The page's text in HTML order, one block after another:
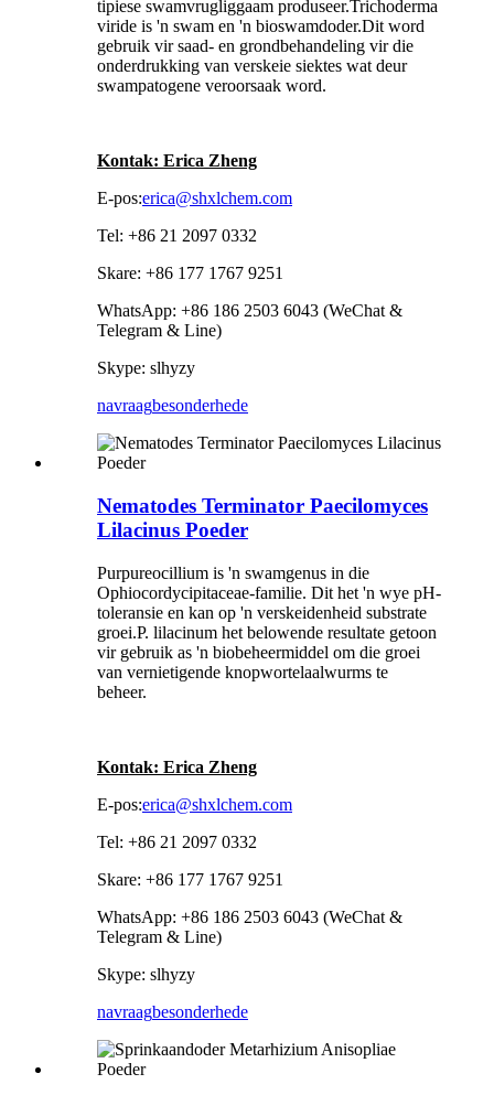
tipiese swamvrugliggaam produseer.Trichoderma
viride is 'n swam en 'n bioswamdoder.Dit word
gebruik vir saad- en grondbehandeling vir die
onderdrukking van verskeie siektes wat deur
swampatogene veroorsaak word.
Kontak: Erica Zheng
E-pos:erica@shxlchem.com
Tel: +86 21 2097 0332
Skare: +86 177 1767 9251
WhatsApp: +86 186 2503 6043 (WeChat &
Telegram & Line)
Skype: slhyzy
navraagbesonderhede
Nematodes Terminator Paecilomyces
Lilacinus Poeder
Purpureocillium is 'n swamgenus in die
Ophiocordycipitaceae-familie. Dit het 'n wye pH-
toleransie en kan op 'n verskeidenheid substrate
groei.P. lilacinum het belowende resultate getoon
vir gebruik as 'n biobeheermiddel om die groei
van vernietigende knopwortelaalwurms te
beheer.
Kontak: Erica Zheng
E-pos:erica@shxlchem.com
Tel: +86 21 2097 0332
Skare: +86 177 1767 9251
WhatsApp: +86 186 2503 6043 (WeChat &
Telegram & Line)
Skype: slhyzy
navraagbesonderhede